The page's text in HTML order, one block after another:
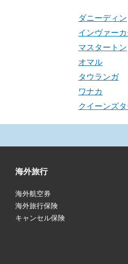
ダニーディン
インヴァー
マスタートン
オマル
タウランガ
ワナカ
クイーンズ
海外旅行
海外航空券
海外旅行保険
キャンセル保険